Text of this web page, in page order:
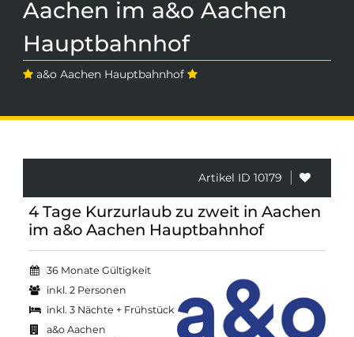
Aachen im a&o Aachen
Hauptbahnhof
a&o Aachen Hauptbahnhof
Artikel ID 10179
4 Tage Kurzurlaub zu zweit in Aachen
im a&o Aachen Hauptbahnhof
36 Monate Gültigkeit
inkl. 2 Personen
inkl. 3 Nächte + Frühstück
a&o Aachen